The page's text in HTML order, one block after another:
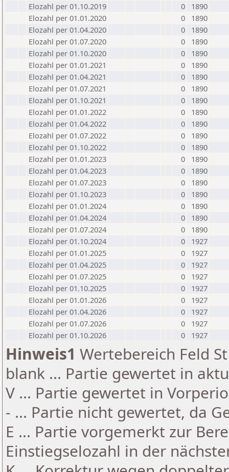
Elozahl per 01.10.2019
0
1890
Elozahl per 01.01.2020
0
1890
Elozahl per 01.04.2020
0
1890
Elozahl per 01.07.2020
0
1890
Elozahl per 01.10.2020
0
1890
Elozahl per 01.01.2021
0
1890
Elozahl per 01.04.2021
0
1890
Elozahl per 01.07.2021
0
1890
Elozahl per 01.10.2021
0
1890
Elozahl per 01.01.2022
0
1890
Elozahl per 01.04.2022
0
1890
Elozahl per 01.07.2022
0
1890
Elozahl per 01.10.2022
0
1890
Elozahl per 01.01.2023
0
1890
Elozahl per 01.04.2023
0
1890
Elozahl per 01.07.2023
0
1890
Elozahl per 01.10.2023
0
1890
Elozahl per 01.01.2024
0
1890
Elozahl per 01.04.2024
0
1890
Elozahl per 01.07.2024
0
1890
Elozahl per 01.10.2024
0
1927
Elozahl per 01.01.2025
0
1927
Elozahl per 01.04.2025
0
1927
Elozahl per 01.07.2025
0
1927
Elozahl per 01.10.2025
0
1927
Elozahl per 01.01.2026
0
1927
Elozahl per 01.04.2026
0
1927
Elozahl per 01.07.2026
0
1927
Elozahl per 01.10.2026
0 1927
Hinweis1 Wertebereich Feld
blank ... Partie gewertet in
V ... Partie gewertet in
- ... Partie nicht gewertet, da
E ... Partie vorgemerkt zur
Einstiegselozahl in der